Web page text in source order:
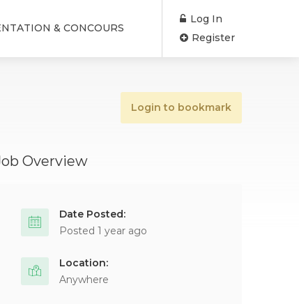
& CONCOURS
Log In
Register
Login to bookmark
Overview
Date Posted:
Posted 1 year ago
Location:
Anywhere